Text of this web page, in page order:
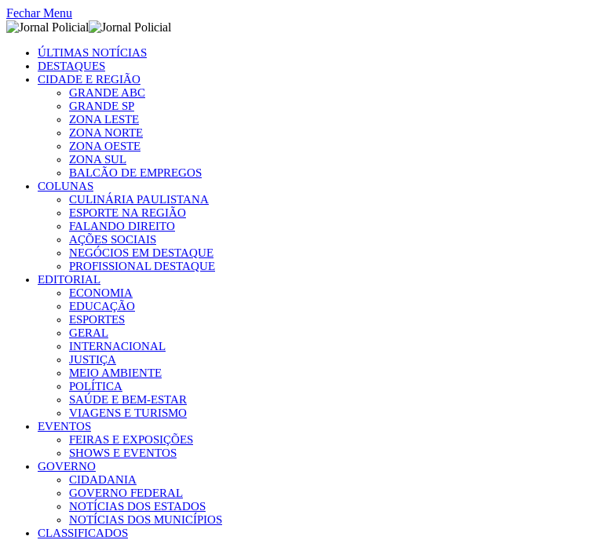
Fechar Menu
ÚLTIMAS NOTÍCIAS
DESTAQUES
CIDADE E REGIÃO
GRANDE ABC
GRANDE SP
ZONA LESTE
ZONA NORTE
ZONA OESTE
ZONA SUL
BALCÃO DE EMPREGOS
COLUNAS
CULINÁRIA PAULISTANA
ESPORTE NA REGIÃO
FALANDO DIREITO
AÇÕES SOCIAIS
NEGÓCIOS EM DESTAQUE
PROFISSIONAL DESTAQUE
EDITORIAL
ECONOMIA
EDUCAÇÃO
ESPORTES
GERAL
INTERNACIONAL
JUSTIÇA
MEIO AMBIENTE
POLÍTICA
SAÚDE E BEM-ESTAR
VIAGENS E TURISMO
EVENTOS
FEIRAS E EXPOSIÇÕES
SHOWS E EVENTOS
GOVERNO
CIDADANIA
GOVERNO FEDERAL
NOTÍCIAS DOS ESTADOS
NOTÍCIAS DOS MUNICÍPIOS
CLASSIFICADOS